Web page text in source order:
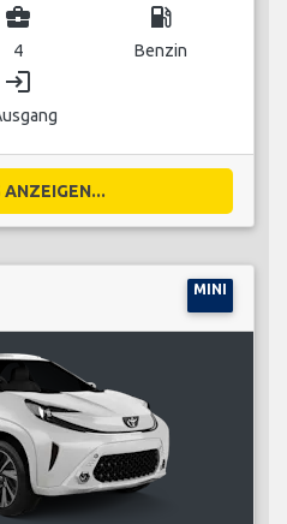
business_center
4
local_gas_station
Benzin
login
ANZEIGEN...
MINI